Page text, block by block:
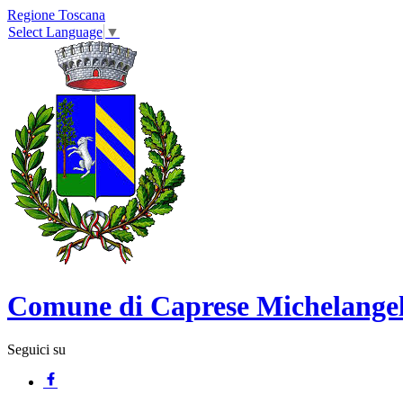
Regione Toscana
Select Language ▼
Comune di Caprese
Seguici su